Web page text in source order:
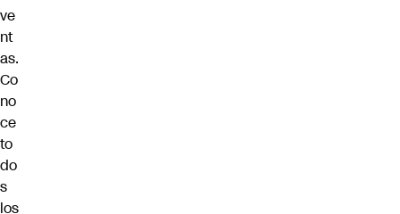
ve
nt
as.
Co
no
ce
to
do
s
los